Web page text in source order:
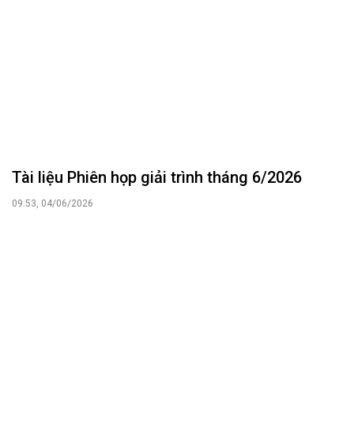
Tài liệu Phiên họp giải trình tháng 6/2026
09:53, 04/06/2026